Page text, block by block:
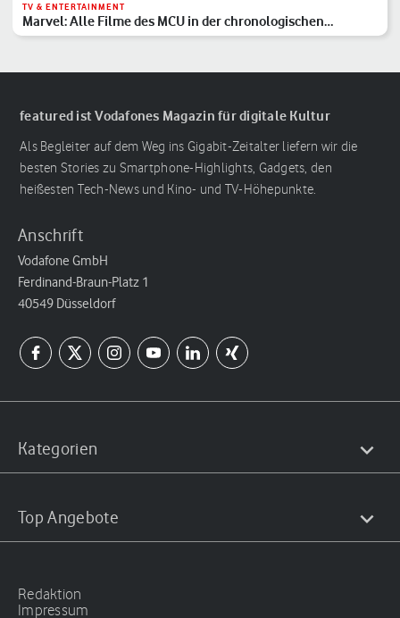
TV & ENTERTAINMENT
Marvel: Alle Filme des MCU in der chronologischen
Reihenfolge
featured ist Vodafones Magazin für digitale Kultur
Als Begleiter auf dem Weg ins Gigabit-Zeitalter liefern wir die
besten Stories zu Smartphone-Highlights, Gadgets, den
heißesten Tech-News und Kino- und TV-Höhepunkte.
Anschrift
Vodafone GmbH
Ferdinand-Braun-Platz 1
40549 Düsseldorf
Kategorien
Top Angebote
Redaktion
Impressum